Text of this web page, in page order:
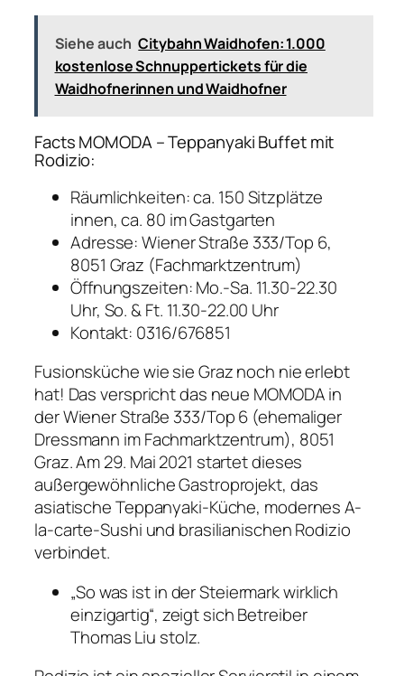
Siehe auch Citybahn Waidhofen: 1.000
kostenlose Schnuppertickets für die
Waidhofnerinnen und Waidhofner
Facts MOMODA – Teppanyaki Buffet mit
Rodizio:
Räumlichkeiten: ca. 150 Sitzplätze
innen, ca. 80 im Gastgarten
Adresse: Wiener Straße 333/Top 6,
8051 Graz (Fachmarktzentrum)
Öffnungszeiten: Mo.-Sa. 11.30-22.30
Uhr, So. & Ft. 11.30-22.00 Uhr
Kontakt: 0316/676851
Fusionsküche wie sie Graz noch nie erlebt
hat! Das verspricht das neue MOMODA in
der Wiener Straße 333/Top 6 (ehemaliger
Dressmann im Fachmarktzentrum), 8051
Graz. Am 29. Mai 2021 startet dieses
außergewöhnliche Gastroprojekt, das
asiatische Teppanyaki-Küche, modernes A-
la-carte-Sushi und brasilianischen Rodizio
verbindet.
„So was ist in der Steiermark wirklich
einzigartig“, zeigt sich Betreiber
Thomas Liu stolz.